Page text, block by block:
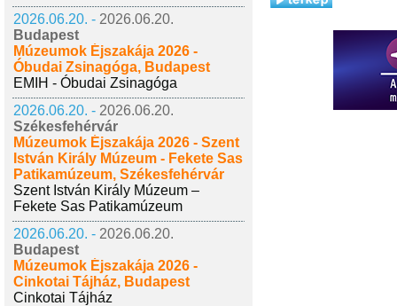
2026.06.20. - 2026.06.20.
Budapest
Múzeumok Éjszakája 2026 -
Óbudai Zsinagóga, Budapest
EMIH - Óbudai Zsinagóga
2026.06.20. - 2026.06.20.
Székesfehérvár
Múzeumok Éjszakája 2026 - Szent
István Király Múzeum - Fekete Sas
Patikamúzeum, Székesfehérvár
Szent István Király Múzeum –
Fekete Sas Patikamúzeum
2026.06.20. - 2026.06.20.
Budapest
Múzeumok Éjszakája 2026 -
Cinkotai Tájház, Budapest
Cinkotai Tájház